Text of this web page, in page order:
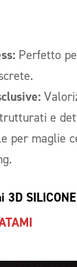
Perfetto
e
per maglie
3D